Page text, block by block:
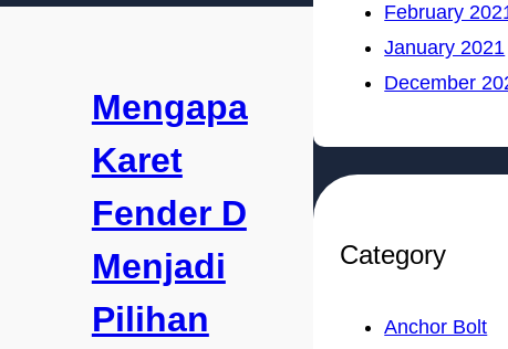
Mengapa
Karet
Fender D
Menjadi
Pilihan
February
January 2021
December
Category
Anchor Bolt